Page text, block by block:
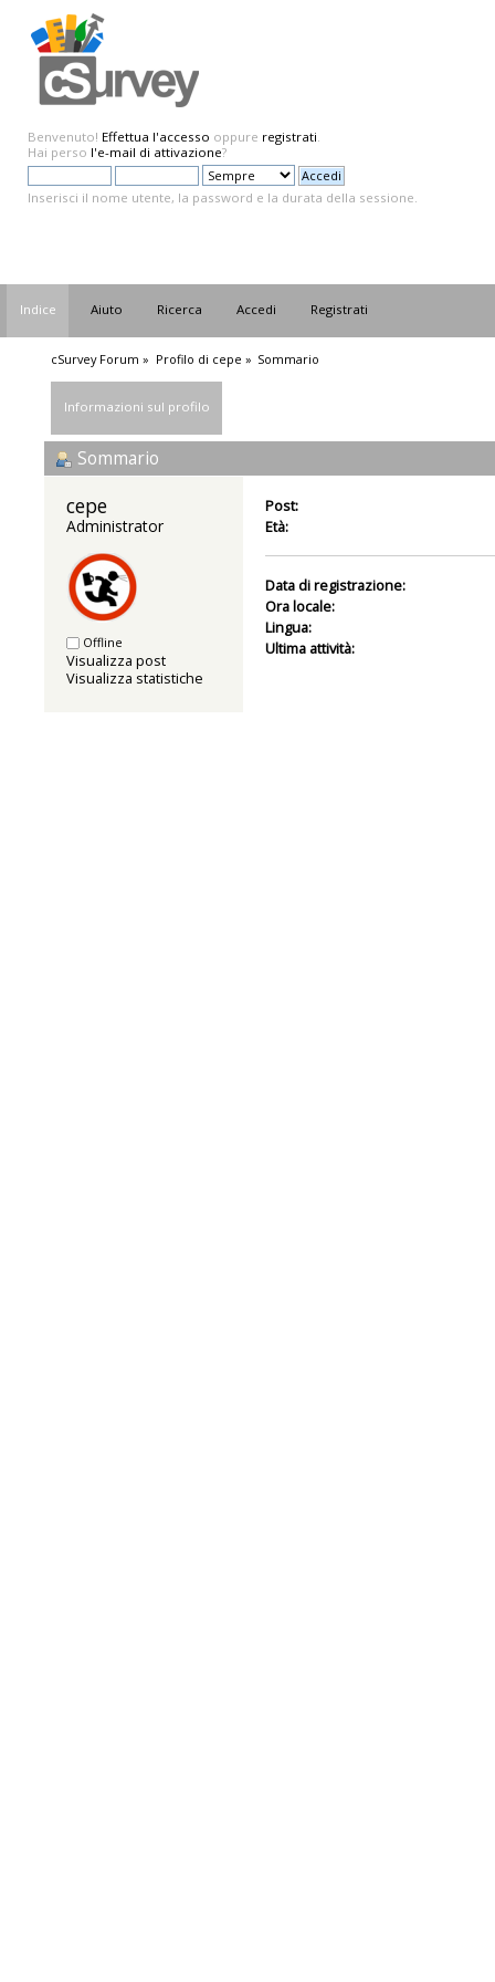
Benvenuto! Effettua l'accesso oppure registrati.
Hai perso l'e-mail di attivazione?
Inserisci il nome utente, la password e la durata della sessione.
Indice Aiuto Ricerca Accedi Registrati
cSurvey Forum » Profilo di cepe » Sommario
Informazioni sul profilo
Sommario
cepe
Administrator
Offline
Visualizza post
Visualizza statistiche
Post:
Età:
Data di registrazione:
Ora locale:
Lingua:
Ultima attività: